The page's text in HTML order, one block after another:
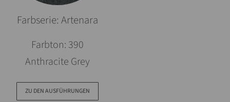
Farbserie: Artenara
Farbton: 390
Anthracite Grey
ZU DEN AUSFÜHRUNGEN